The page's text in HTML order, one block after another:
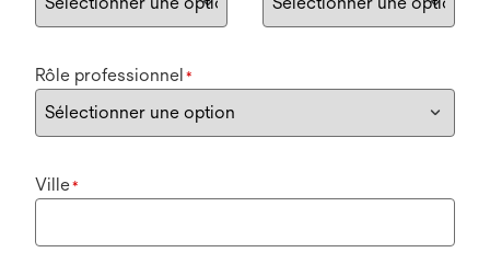
Rôle professionnel *
Ville*